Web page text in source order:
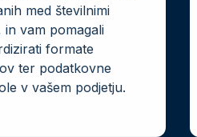
med številnimi
in vam pomagali
formate
ter podatkovne
v vašem podjetju.